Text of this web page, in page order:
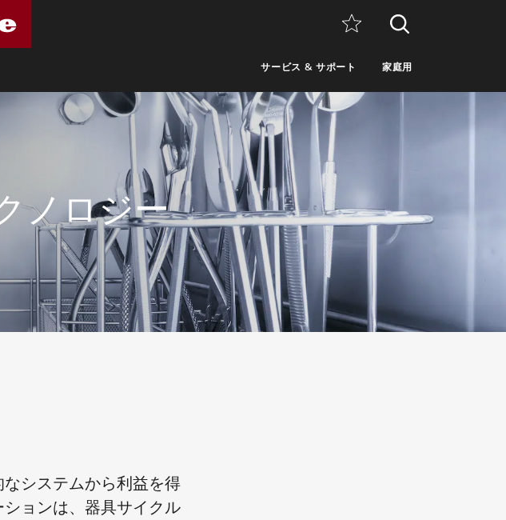
サービス & サポート 家庭用
ノロジー
システムから利益を得
ョンは、器具サイクル